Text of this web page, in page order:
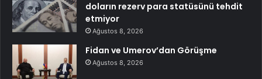
doların rezerv para statüsünü tehdit
etmiyor
Ağustos 8, 2026
Fidan ve Umerov’dan Görüşme
Ağustos 8, 2026